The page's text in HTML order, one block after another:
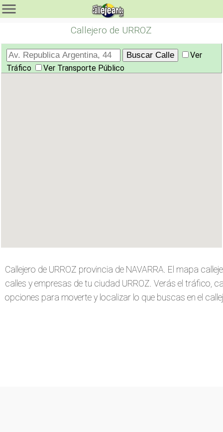
Callejero de URROZ
Ver
Tráfico
Ver Transporte Público
Callejero de URROZ provincia de NAVARRA. El mapa
calles y empresas de tu ciudad URROZ. Verás el tráfico,
opciones para moverte y localizar lo que buscas en el